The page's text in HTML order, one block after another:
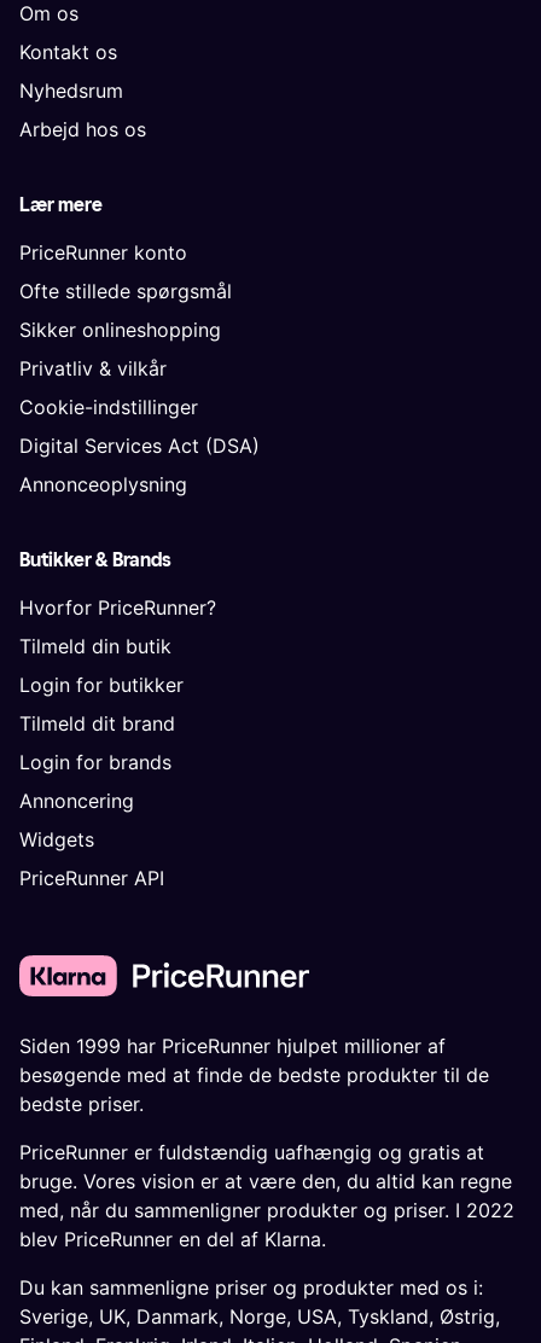
Om os
Kontakt os
Nyhedsrum
Arbejd hos os
Lær mere
PriceRunner konto
Ofte stillede spørgsmål
Sikker onlineshopping
Privatliv & vilkår
Cookie-indstillinger
Digital Services Act (DSA)
Annonceoplysning
Butikker & Brands
Hvorfor PriceRunner?
Tilmeld din butik
Login for butikker
Tilmeld dit brand
Login for brands
Annoncering
Widgets
PriceRunner API
Siden 1999 har PriceRunner hjulpet millioner af
besøgende med at finde de bedste produkter til de
bedste priser.
PriceRunner er fuldstændig uafhængig og gratis at
bruge. Vores vision er at være den, du altid kan regne
med, når du sammenligner produkter og priser. I 2022
blev PriceRunner en del af Klarna.
Du kan sammenligne priser og produkter med os i:
Sverige, UK, Danmark, Norge, USA, Tyskland, Østrig,